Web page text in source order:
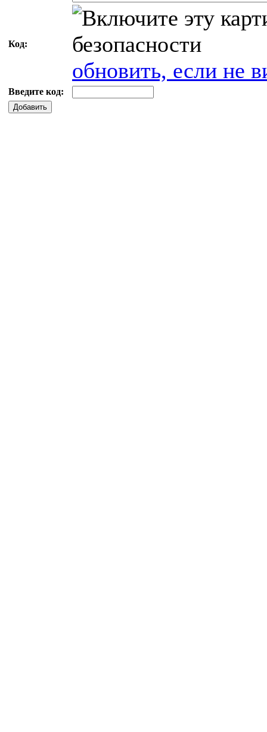
Код:
обновить, если не
Введите код:
Добавить